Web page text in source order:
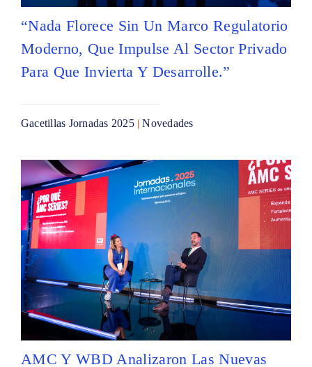
“Nada Florece Sin Un Marco Regulatorio
Moderno, Que Impulse Al Sector Privado
Para Que Invierta Y Desarrolle.”
Gacetillas Jornadas 2025|Novedades
AMC Y WBD Analizaron Las Nuevas